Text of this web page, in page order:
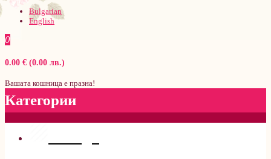
Bulgarian
English
0
0.00 € (0.00 лв.)
Вашата кошница е празна!
Категории